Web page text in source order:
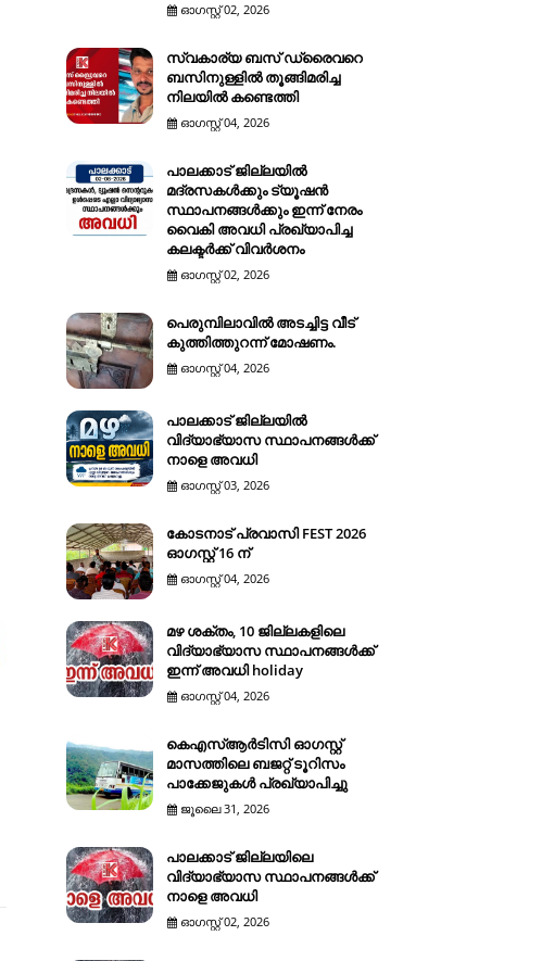
ഓഗസ്റ്റ് 02, 2026
സ്വകാര്യ ബസ് ഡ്രൈവറെ
ബസിനുള്ളിൽ തൂങ്ങിമരിച്ച
നിലയിൽ കണ്ടെത്തി
ഓഗസ്റ്റ് 04, 2026
പാലക്കാട് ജില്ലയിൽ
മദ്രസകൾക്കും ട്യൂഷൻ
സ്ഥാപനങ്ങൾക്കും ഇന്ന് നേരം
വൈകി അവധി പ്രഖ്യാപിച്ച
കലക്ടർക്ക് വിവർശനം
ഓഗസ്റ്റ് 02, 2026
പെരുമ്പിലാവിൽ അടച്ചിട്ട വീട്
കുത്തിത്തുറന്ന് മോഷണം.
ഓഗസ്റ്റ് 04, 2026
പാലക്കാട് ജില്ലയിൽ
വിദ്യാഭ്യാസ സ്ഥാപനങ്ങൾക്ക്
നാളെ അവധി
ഓഗസ്റ്റ് 03, 2026
കോടനാട് പ്രവാസി FEST 2026
ഓഗസ്റ്റ് 16 ന്
ഓഗസ്റ്റ് 04, 2026
മഴ ശക്തം, 10 ജില്ലകളിലെ
വിദ്യാഭ്യാസ സ്ഥാപനങ്ങൾക്ക്
ഇന്ന് അവധി holiday
ഓഗസ്റ്റ് 04, 2026
കെഎസ്ആര്‍ടിസി ഓഗസ്റ്റ്
മാസത്തിലെ ബജറ്റ് ടൂറിസം
പാക്കേജുകള്‍ പ്രഖ്യാപിച്ചു
ജൂലൈ 31, 2026
പാലക്കാട് ജില്ലയിലെ
വിദ്യാഭ്യാസ സ്ഥാപനങ്ങൾക്ക്
നാളെ അവധി
ഓഗസ്റ്റ് 02, 2026